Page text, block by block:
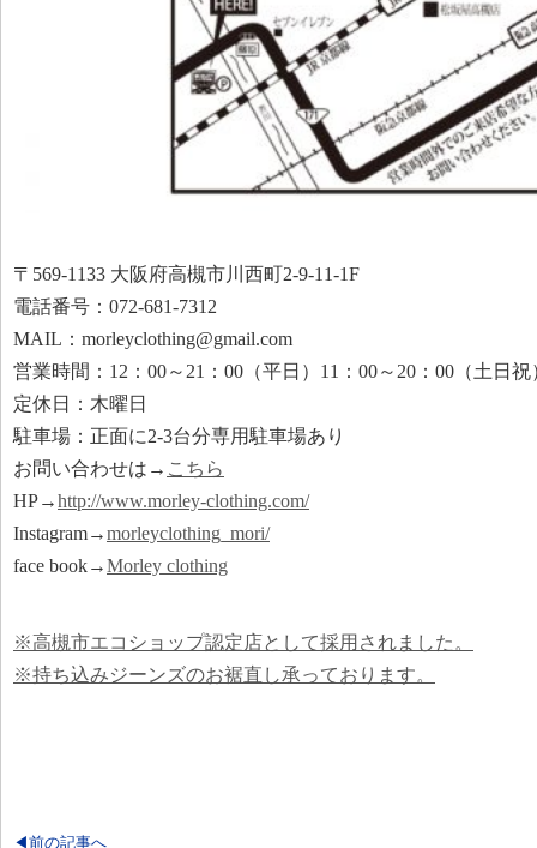
〒569-1133 大阪府高槻市川西町2-9-11-1F
電話番号：072-681-7312
MAIL：morleyclothing@gmail.com
営業時間：12：00～21：00（平日）11：00～20：00（土日祝
定休日：木曜日
駐車場：正面に2-3台分専用駐車場あり
お問い合わせは→ こちら
HP→http://www.morley-clothing.com/
Instagram→morleyclothing_mori/
face book→Morley clothing
※高槻市エコショップ認定店として採用されました。
※持ち込みジーンズのお裾直し承っております。
◀前の記事へ